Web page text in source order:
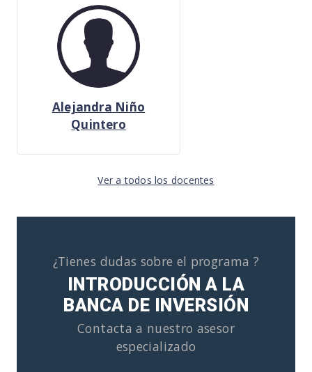
Alejandra Niño
Quintero
Ver a todos los docentes
¿Tienes dudas sobre el programa ?
INTRODUCCIÓN A LA
BANCA DE INVERSIÓN
Contacta a nuestro asesor
especializado